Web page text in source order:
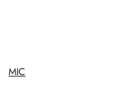
NAZWA
PRODUCENTA:
MIC